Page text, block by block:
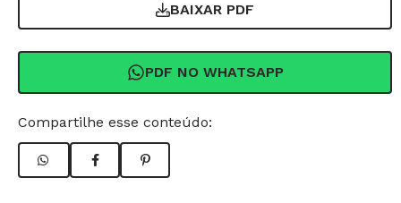
BAIXAR PDF
PDF NO WHATSAPP
Compartilhe esse conteúdo: